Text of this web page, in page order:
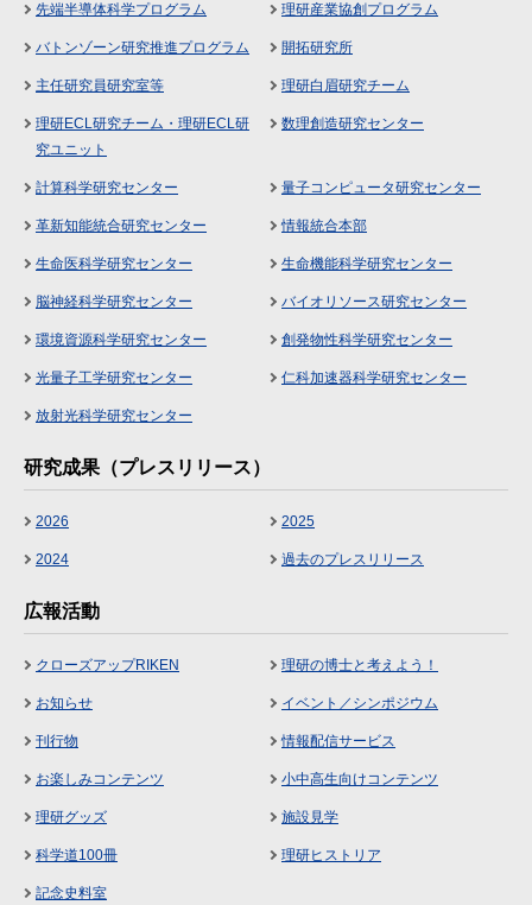
先端半導体科学プログラム 理研産業協創プログラム
バトンゾーン研究推進プログラム 開拓研究所
主任研究員研究室等 理研白眉研究チーム
理研ECL研究チーム・理研ECL研
究ユニット
数理創造研究センター
計算科学研究センター 量子コンピュータ研究センター
革新知能統合研究センター 情報統合本部
生命医科学研究センター 生命機能科学研究センター
脳神経科学研究センター バイオリソース研究センター
環境資源科学研究センター 創発物性科学研究センター
光量子工学研究センター 仁科加速器科学研究センター
放射光科学研究センター
研究成果（プレスリリース）
2026 2025
2024 過去のプレスリリース
広報活動
クローズアップRIKEN 理研の博士と考えよう！
お知らせ イベント／シンポジウム
刊行物 情報配信サービス
お楽しみコンテンツ 小中高生向けコンテンツ
理研グッズ 施設見学
科学道100冊 理研ヒストリア
記念史料室